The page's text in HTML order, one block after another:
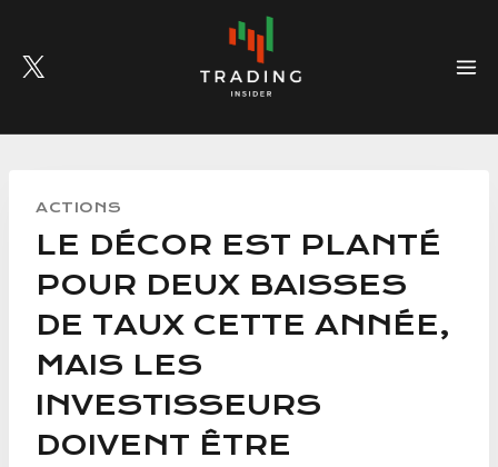
content
ACTIONS
LE DÉCOR EST PLANTÉ
POUR DEUX BAISSES
DE TAUX CETTE ANNÉE,
MAIS LES
INVESTISSEURS
DOIVENT ÊTRE